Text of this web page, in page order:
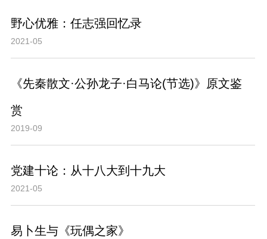
野心优雅：任志强回忆录
2021-05
《先秦散文·公孙龙子·白马论(节选)》原文鉴
赏
2019-09
党建十论：从十八大到十九大
2021-05
易卜生与《玩偶之家》